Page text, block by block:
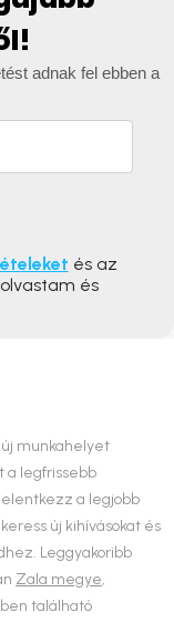
adnak fel ebben a
és az
és
új munkahelyet
a legfrissebb
a legjobb
új kihívásokat és
Leggyakoribb
Zala megye,
található